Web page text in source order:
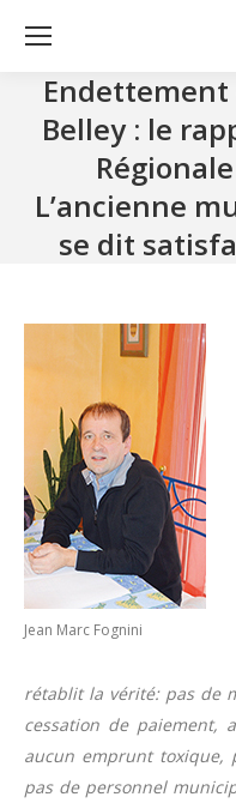
Endettement
Belley : le
L’ancienne
se dit
Jean Marc Fognini
rétablit la vérité: pas de
cessation de paiement,
aucun emprunt toxique,
pas de personnel